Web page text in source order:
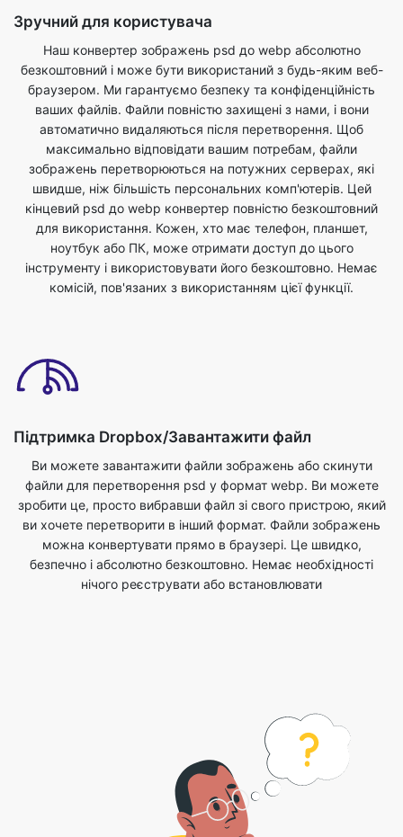
ваших файлів. Файли повністю захищені з нами, і вони
автоматично видаляються після перетворення. Щоб
максимально відповідати вашим потребам, файли
зображень перетворюються на потужних серверах, які
швидше, ніж більшість персональних комп'ютерів. Цей
кінцевий psd до webp конвертер повністю безкоштовний
для використання. Кожен, хто має телефон, планшет,
ноутбук або ПК, може отримати доступ до цього
інструменту і використовувати його безкоштовно. Немає
комісій, пов'язаних з використанням цієї функції.
Підтримка Dropbox/Завантажити файл
Ви можете завантажити файли зображень або скинути
ви хочете перетворити в інший формат. Файли зображень
можна конвертувати прямо в браузері. Це швидко,
безпечно і абсолютно безкоштовно. Немає необхідності
нічого реєструвати або встановлювати